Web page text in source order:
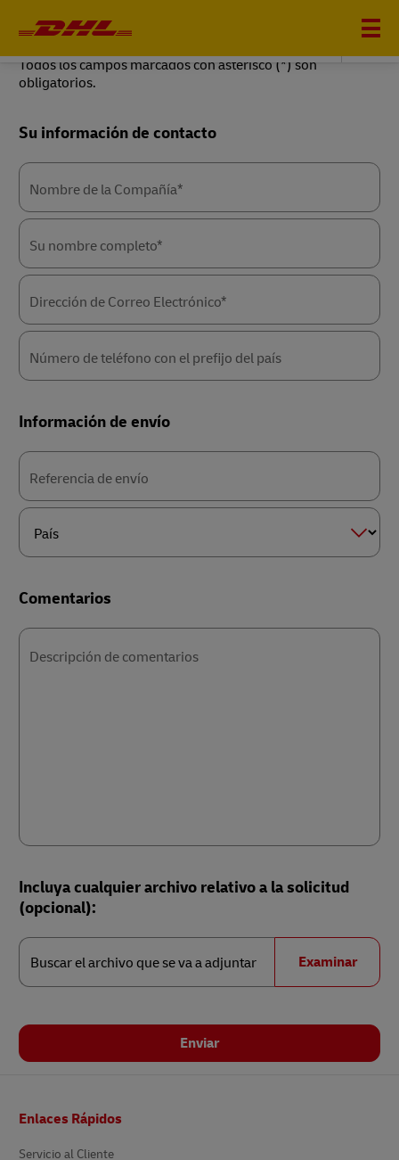
DHL GLOBAL FORWARDING
Todos los campos marcados con asterisco (*) son
obligatorios.
Su información de contacto
Nombre de la Compañía*
Su nombre completo*
Dirección de Correo Electrónico*
Número de teléfono con el prefijo del país
Información de envío
Referencia de envío
Comentarios
Descripción de comentarios
Incluya cualquier archivo relativo a la solicitud
(opcional):
Buscar el archivo que se va a adjuntar Examinar
Buscar
archivo
se
adjuntar
Enviar
Forms
Summary
de
Enlaces Rápidos
Servicio al Cliente